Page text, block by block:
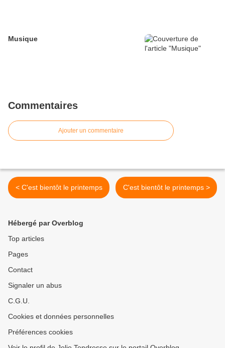
Musique
Commentaires
Ajouter un commentaire
< C'est bientôt le printemps C'est bientôt le printemps >
Hébergé par Overblog
Top articles
Pages
Contact
Signaler un abus
C.G.U.
Cookies et données personnelles
Préférences cookies